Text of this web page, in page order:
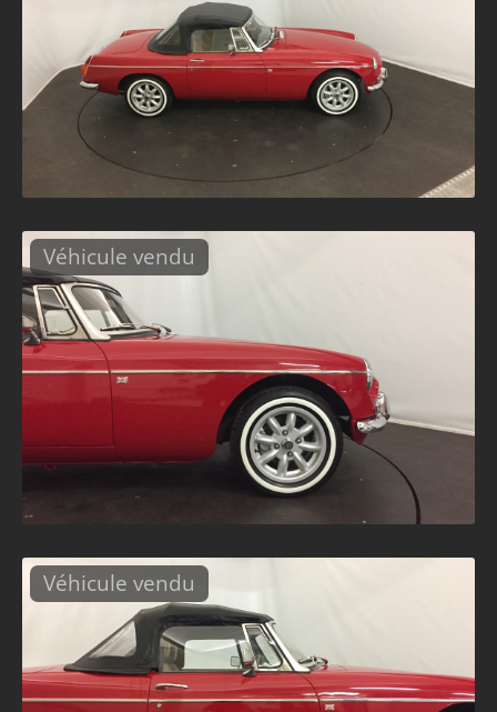
Véhicule vendu
Véhicule vendu